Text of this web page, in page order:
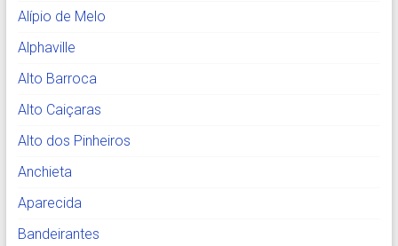
Alípio de Melo
Alphaville
Alto Barroca
Alto Caiçaras
Alto dos Pinheiros
Anchieta
Aparecida
Bandeirantes